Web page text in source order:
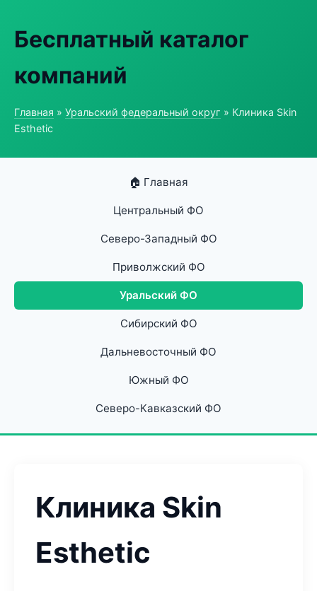
Бесплатный каталог
компаний
Главная » Уральский федеральный округ » Клиника Skin
Esthetic
🏠 Главная
Центральный ФО
Северо-Западный ФО
Приволжский ФО
Уральский ФО
Сибирский ФО
Дальневосточный ФО
Южный ФО
Северо-Кавказский ФО
Клиника Skin
Esthetic